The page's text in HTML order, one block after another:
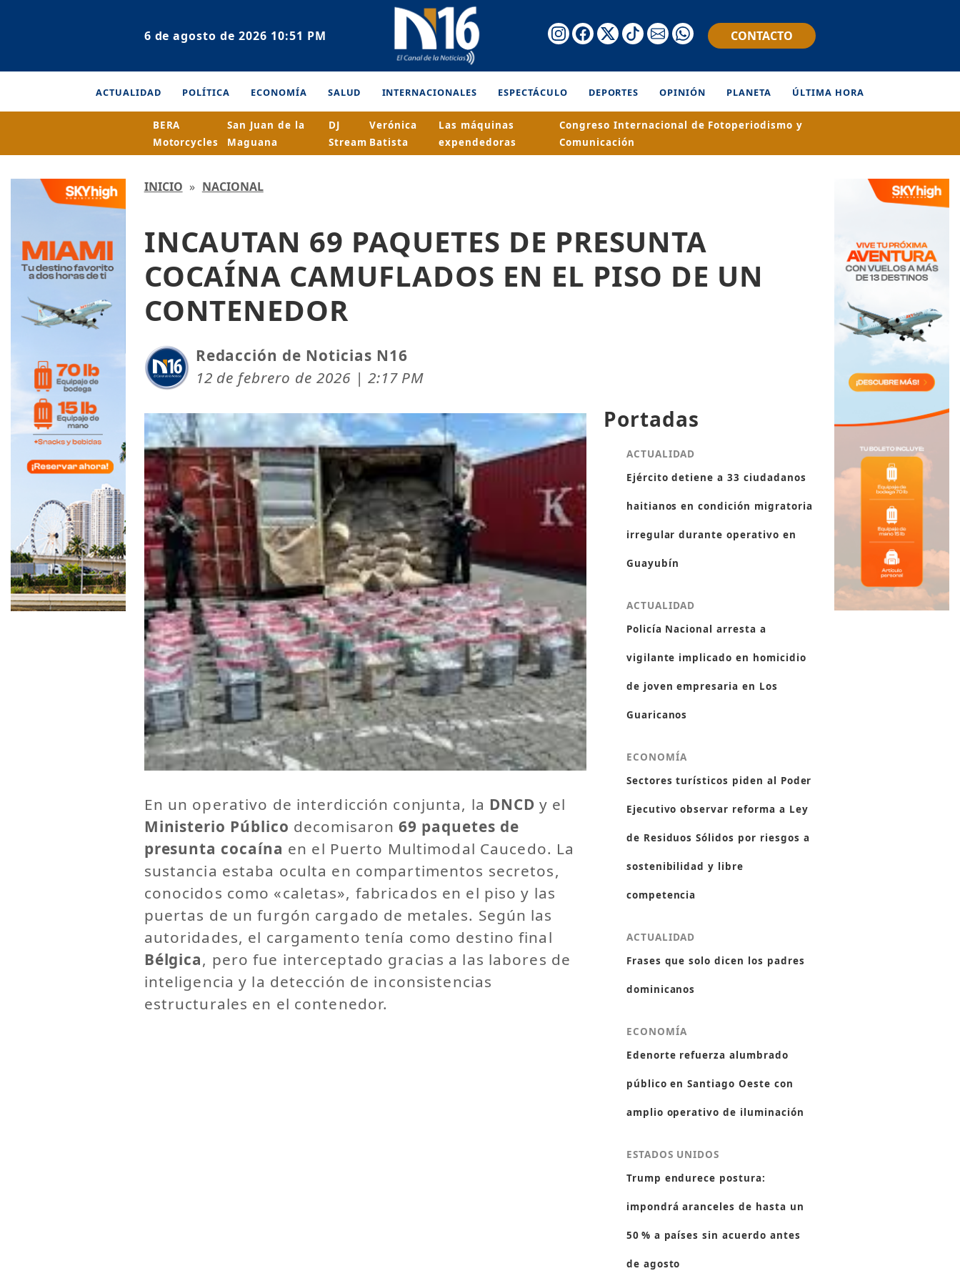
6 de agosto de 2026 10:51 PM CONTACTO
ACTUALIDAD POLÍTICA ECONOMÍA SALUD INTERNACIONALES ESPECTÁCULO DEPORTES OPINIÓN PLANETA ÚLTIMA HORA
BERA
Motorcycles
San Juan de la
Maguana
DJ
Stream
Verónica
Batista
Las máquinas
expendedoras
Congreso Internacional de Fotoperiodismo y
Comunicación
INICIO » NACIONAL
INCAUTAN 69 PAQUETES DE PRESUNTA
COCAÍNA CAMUFLADOS EN EL PISO DE UN
CONTENEDOR
Redacción de Noticias N16
12 de febrero de 2026 | 2:17 PM
En un operativo de interdicción conjunta, la DNCD y el
Ministerio Público decomisaron69 paquetes de
presunta cocaína en el Puerto Multimodal Caucedo. La
sustancia estaba oculta en compartimentos secretos,
conocidos como «caletas», fabricados en el piso y las
puertas de un furgón cargado de metales. Según las
autoridades, el cargamento tenía como destino final
Bélgica, pero fue interceptado gracias a las labores de
inteligencia y la detección de inconsistencias
estructurales en el contenedor.
Portadas
ACTUALIDAD
Ejército detiene a 33 ciudadanos
haitianos en condición migratoria
irregular durante operativo en
Guayubín
ACTUALIDAD
Policía Nacional arresta a
vigilante implicado en homicidio
de joven empresaria en Los
Guaricanos
ECONOMÍA
Sectores turísticos piden al Poder
Ejecutivo observar reforma a Ley
de Residuos Sólidos por riesgos a
sostenibilidad y libre
competencia
ACTUALIDAD
Frases que solo dicen los padres
dominicanos
ECONOMÍA
Edenorte refuerza alumbrado
público en Santiago Oeste con
amplio operativo de iluminación
ESTADOS UNIDOS
Trump endurece postura:
impondrá aranceles de hasta un
50 % a países sin acuerdo antes
de agosto